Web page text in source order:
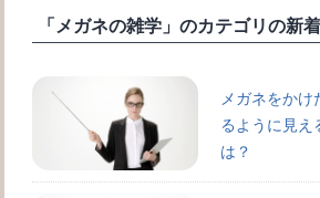
「メガネの雑学」のカテゴリの新
メガネをか
るように見え
は？